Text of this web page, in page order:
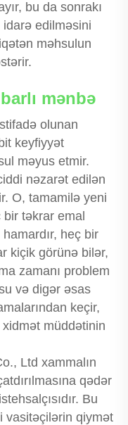
bu da sonrakı
idarə edilməsini
məhsulun
mənbə
olunan
keyfiyyət
məyus etmir.
nəzarət edilən
O, tamamilə yeni
bir təkrar emal
heç bir
kiçik görünə bilər,
zamanı problem
və digər əsas
keçir,
xidmət müddətinin
Ltd xammalın
qədər
Bu
vasitəçilərin qiymət